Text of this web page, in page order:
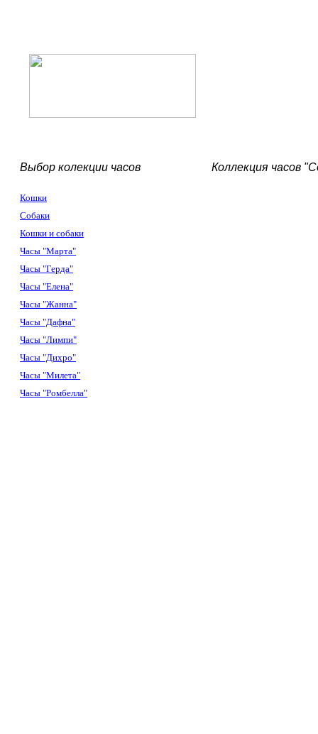
Выбор колекции часов
Кошки
Собаки
Кошки и собаки
Часы "Марта"
Часы "Герда"
Часы "Елена"
Часы "Жанна"
Часы "Дафна"
Часы "Лимпи"
Часы "Дихро"
Часы "Милета"
Часы "Ромбелла"
Коллекция часов